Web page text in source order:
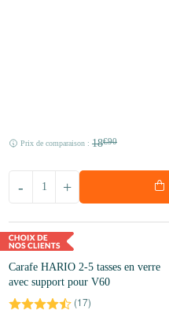
Prix de comparaison : 18€90
+
-
Carafe HARIO 2-5 tasses en verre
avec support pour V60
(17)